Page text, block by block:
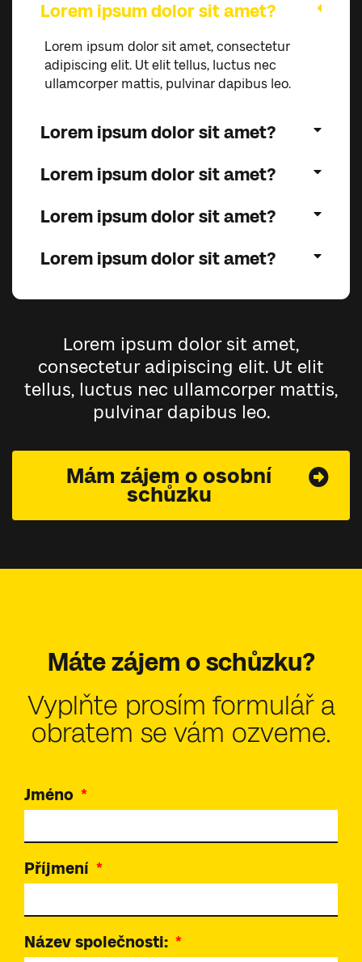
Lorem ipsum dolor sit amet?
Lorem ipsum dolor sit amet, consectetur
adipiscing elit. Ut elit tellus, luctus nec
ullamcorper mattis, pulvinar dapibus leo.
Lorem ipsum dolor sit amet?
Lorem ipsum dolor sit amet?
Lorem ipsum dolor sit amet?
Lorem ipsum dolor sit amet?
Lorem ipsum dolor sit amet,
consectetur adipiscing elit. Ut elit
tellus, luctus nec ullamcorper mattis,
pulvinar dapibus leo.
Mám zájem o osobní
schůzku
Máte zájem o schůzku?
Vyplňte prosím formulář a
obratem se vám ozveme.
Jméno
Příjmení
Název společnosti: